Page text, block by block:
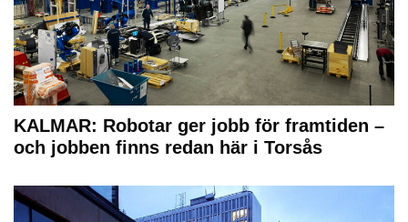
KALMAR: Robotar ger jobb för framtiden –
och jobben finns redan här i Torsås